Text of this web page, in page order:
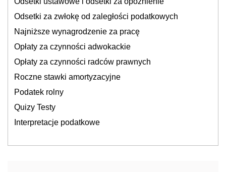
Odsetki za zwłokę od zaległości podatkowych
Najniższe wynagrodzenie za pracę
Opłaty za czynności adwokackie
Opłaty za czynności radców prawnych
Roczne stawki amortyzacyjne
Podatek rolny
Quizy Testy
Interpretacje podatkowe